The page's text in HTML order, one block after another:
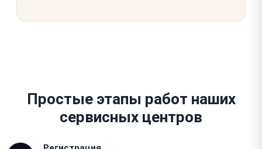
Простые этапы работ наших
сервисных центров